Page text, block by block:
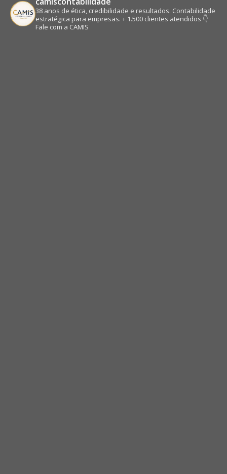
38 anos de ética, credibilidade e resultados. Contabilidade
estratégica para empresas. + 1.500 clientes atendidos 👇
Fale com a CAMIS